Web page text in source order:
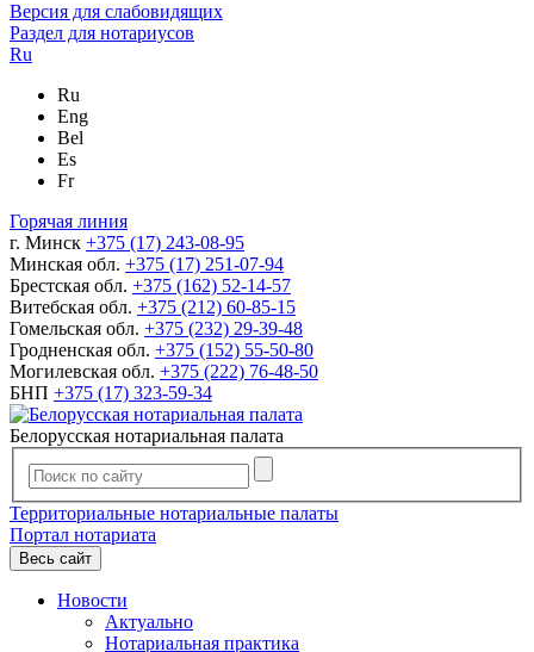
Версия для слабовидящих
Раздел для нотариусов
Ru
Ru
Eng
Bel
Es
Fr
Горячая линия
г. Минск +375 (17) 243-08-95
Минская обл. +375 (17) 251-07-94
Брестская обл. +375 (162) 52-14-57
Витебская обл. +375 (212) 60-85-15
Гомельская обл. +375 (232) 29-39-48
Гродненская обл. +375 (152) 55-50-80
Могилевская обл. +375 (222) 76-48-50
БНП +375 (17) 323-59-34
Белорусская нотариальная палата
Территориальные нотариальные палаты
Портал нотариата
Весь сайт
Новости
Актуально
Нотариальная практика